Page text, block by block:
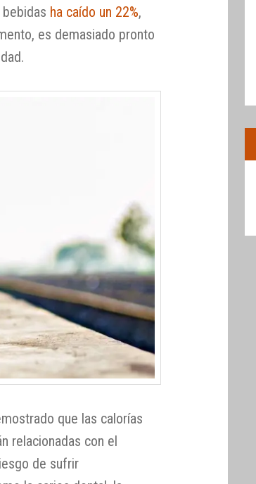
ha caído un 22%,
es demasiado pronto
que las calorías
relacionadas con el
de sufrir